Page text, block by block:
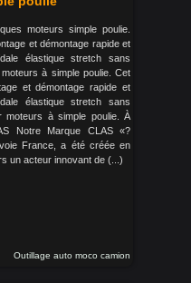
moteurs simple poulie.
et démontage rapide et
élastique stretch sans
à simple poulie. Cet
et démontage rapide et
élastique stretch sans
moteurs à simple poulie. À
Notre Marque CLAS «?
France, a été créée en
un acteur innovant de (...)
Outillage auto moco camion